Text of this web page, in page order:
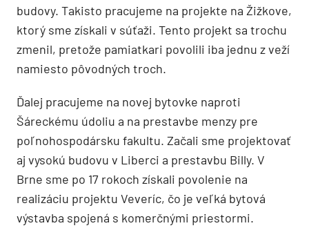
budovy. Takisto pracujeme na projekte na Žižkove,
ktorý sme získali v súťaži. Tento projekt sa trochu
zmenil, pretože pamiatkari povolili iba jednu z veží
namiesto pôvodných troch.
Ďalej pracujeme na novej bytovke naproti
Šáreckému údoliu a na prestavbe menzy pre
poľnohospodársku fakultu. Začali sme projektovať
aj vysokú budovu v Liberci a prestavbu Billy. V
Brne sme po 17 rokoch získali povolenie na
realizáciu projektu Veveríc, čo je veľká bytová
výstavba spojená s komerčnými priestormi.